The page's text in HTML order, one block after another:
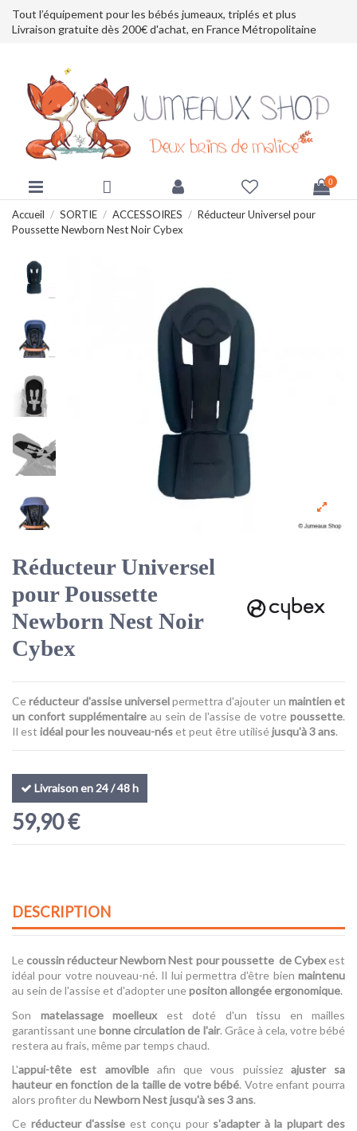
Tout l’équipement pour les bébés jumeaux, triplés et plus
Livraison gratuite dès 200€ d'achat, en France Métropolitaine
0
Accueil SORTIE ACCESSOIRES
Réducteur Universel pour
Poussette Newborn Nest Noir Cybex
Réducteur Universel
pour Poussette
Newborn Nest Noir
Cybex
Ceréducteur d'assise universelpermettra d'ajouter un maintien et
un confort supplémentaire au sein de l'assise de votre poussette.
Il est idéal pour les nouveau-nés et peut être utilisé jusqu'à 3 ans.
Livraison en 24 / 48 h
59,90 €
DESCRIPTION
Le coussin réducteurNewborn Nest pour poussette de Cybexest
idéal pour votre nouveau-né. Il lui permettra d'être bien maintenu
au sein de l'assise et d'adopter unepositon allongée ergonomique.
Son matelassage moelleuxest doté d'un tissu en mailles
garantissant unebonne circulation de l'air. Grâce à cela, votre bébé
restera au frais, même par temps chaud.
L'appui-tête est amovibleafin que vous puissiez ajuster sa
hauteur en fonction de la taille de votre bébé. Votre enfant pourra
alors profiter du Newborn Nest jusqu'à ses 3 ans.
Ce réducteur d'assise est conçu pour s'adapter à la plupart des